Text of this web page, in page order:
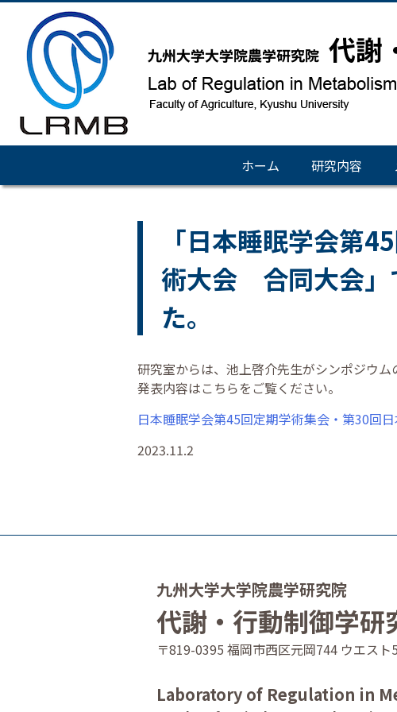
ホーム 研究内容
「日本睡眠学会第
術大会 合同大会」
た。
研究室からは、池上啓介先生がシンポジウ
発表内容はこちらをご覧ください。
日本睡眠学会第45回定期学術集会・第30回
2023.11.2
九州大学大学院農学研究院
代謝・行動制御学研
〒819-0395 福岡市西区元岡744 ウエス
Laboratory of Regulation in